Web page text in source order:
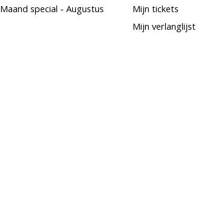
Maand special - Augustus
Mijn tickets
Mijn verlanglijst